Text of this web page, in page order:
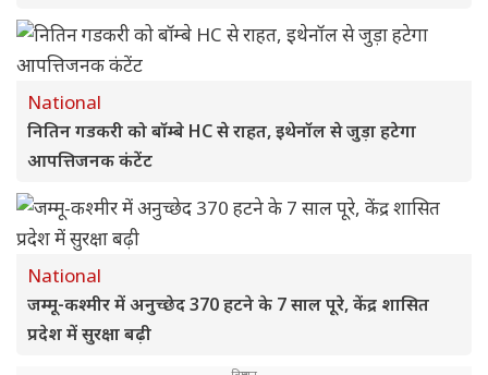
National
नितिन गडकरी को बॉम्बे HC से राहत, इथेनॉल से जुड़ा हटेगा
आपत्तिजनक कंटेंट
National
जम्मू-कश्मीर में अनुच्छेद 370 हटने के 7 साल पूरे, केंद्र शासित
प्रदेश में सुरक्षा बढ़ी